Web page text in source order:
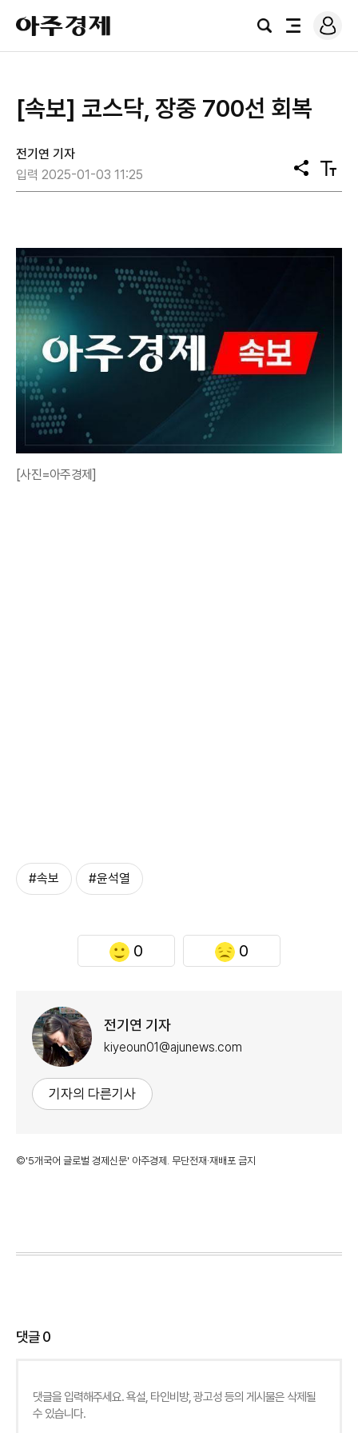
아
주
경
검
전
로
그
[속보] 코스닥, 장중 700선 회복
전기연 기자
입력 2025-01-03 11:25
공
유
텍
스
[사진=아주경제]
#속보 #윤석열
0 0
전기연 기자
kiyeoun01@ajunews.com
기자의 다른기사
©'5개국어 글로벌 경제신문' 아주경제. 무단전재·재배포 금지
댓글0